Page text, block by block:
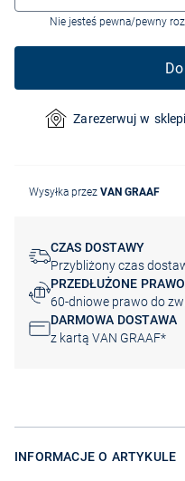
Nie jesteś pewna/pewny
Zarezerwuj w
Wysyłka przez VAN GRAAF
CZAS DOSTAWY
Przybliżony czas
PRZEDŁUŻONE
60-dniowe prawo do
DARMOWA DOSTAWA
z kartą VAN GRAAF*
INFORMACJE O ARTYKULE